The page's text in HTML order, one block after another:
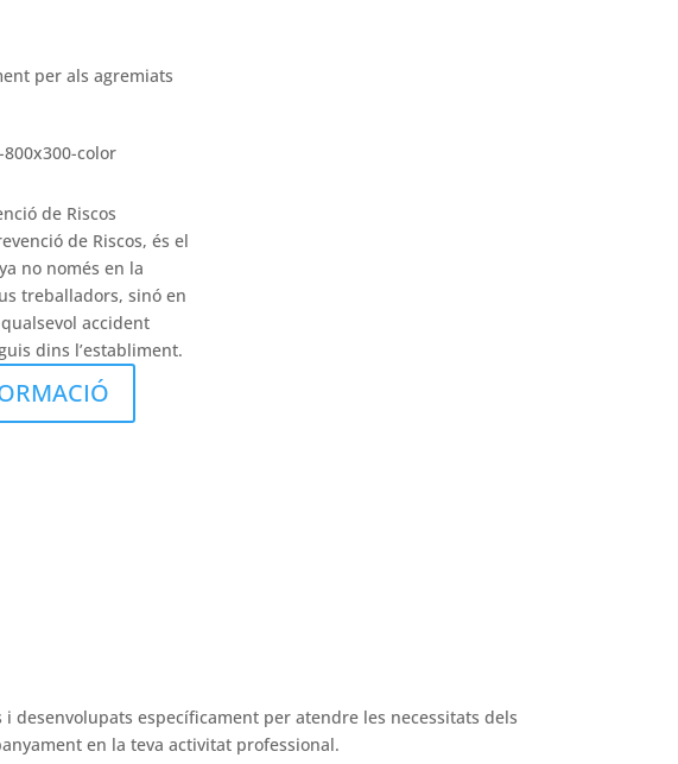
per als agremiats
de Riscos
de Riscos, és el
no només en la
treballadors, sinó en
accident
dins l’establiment.
desenvolupats específicament per atendre les necessitats dels
en la teva activitat professional.